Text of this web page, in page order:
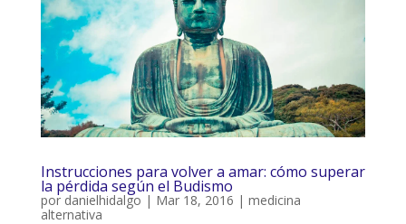
Instrucciones para volver a amar: cómo superar
la pérdida según el Budismo
por danielhidalgo | Mar 18, 2016 | medicina
alternativa